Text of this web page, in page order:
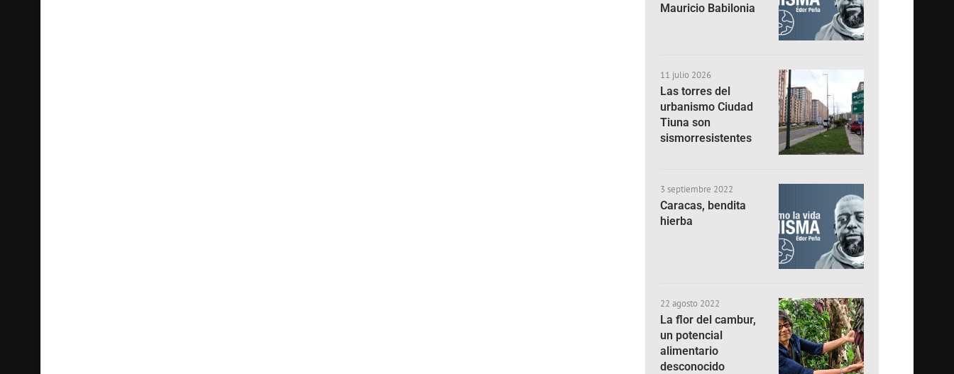
Mauricio Babilonia
11 julio 2026
Las torres del
urbanismo Ciudad
Tiuna son
sismorresistentes
3 septiembre 2022
Caracas, bendita
hierba
22 agosto 2022
La flor del cambur,
un potencial
alimentario
desconocido